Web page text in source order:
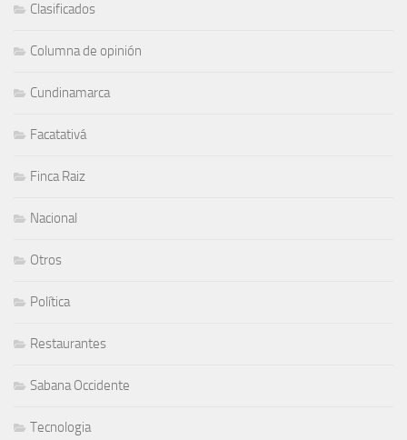
Clasificados
Columna de opinión
Cundinamarca
Facatativá
Finca Raiz
Nacional
Otros
Política
Restaurantes
Sabana Occidente
Tecnologia